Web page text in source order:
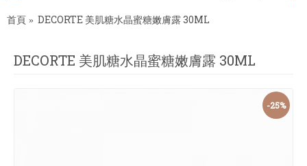
首頁 DECORTE 美肌糖水晶蜜糖嫩膚露 30ML
DECORTE 美肌糖水晶蜜糖嫩膚露 30ML
-25%